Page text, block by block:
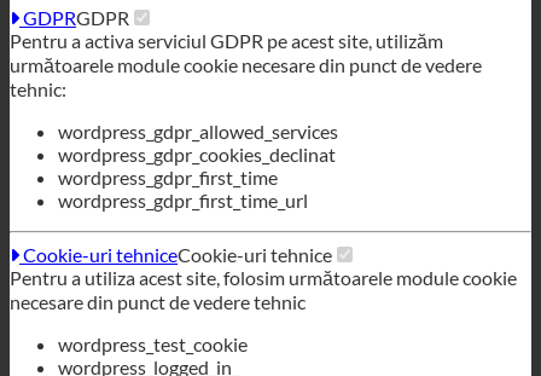
wordpress_gdpr_cookies_declinat
wordpress_gdpr_first_time
wordpress_gdpr_first_time_url
Pentru a utiliza acest site, folosim următoarele module cookie
necesare din punct de vedere tehnic
wordpress_test_cookie
wordpress_logged_in_
wordpress_sec
tk_lr
tk_or